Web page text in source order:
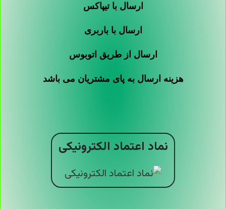
ارسال با تیپاکس
ارسال با باربری
ارسال از طریق اتوبوس
هزینه ارسال به پای مشتریان می باشد
نماد اعتماد الکترونیکی